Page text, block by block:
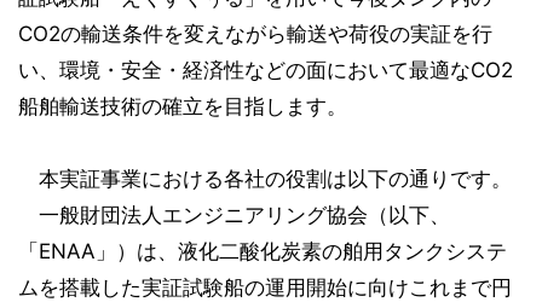
CO2の輸送条件を変えながら輸送や荷役の実証を行
い、環境・安全・経済性などの面において最適なCO2
船舶輸送技術の確立を目指します。
本実証事業における各社の役割は以下の通りです。
一般財団法人エンジニアリング協会（以下、
「ENAA」）は、液化二酸化炭素の舶用タンクシステ
ムを搭載した実証試験船の運用開始に向けこれまで円